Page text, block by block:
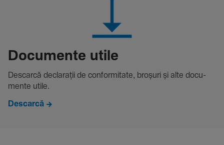
Docu­mente utile
Descarcă decla­rații de conformitate, broșuri și alte docu­
mente utile.
Descarcă